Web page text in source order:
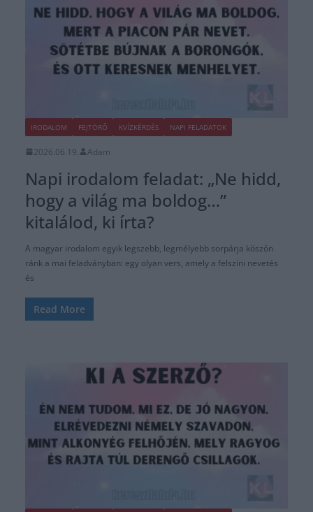
IRODALOM FEJTÖRŐ KVÍZKÉRDÉS NAPI FELADATOK
2026.06.19. Adam
Napi irodalom feladat: „Ne hidd,
hogy a világ ma boldog…”
kitalálod, ki írta?
A magyar irodalom egyik legszebb, legmélyebb sorpárja köszön
ránk a mai feladványban: egy olyan vers, amely a felszíni nevetés
és
Read More